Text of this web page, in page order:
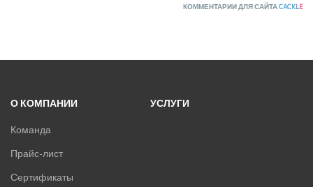
КОММЕНТАРИИ ДЛЯ САЙТАCACKLE
О КОМПАНИИ
Команда
Прайс-лист
Сертификаты
УСЛУГИ